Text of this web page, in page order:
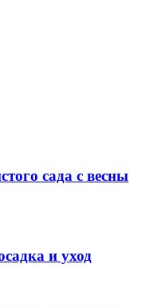
сада с весны
и уход